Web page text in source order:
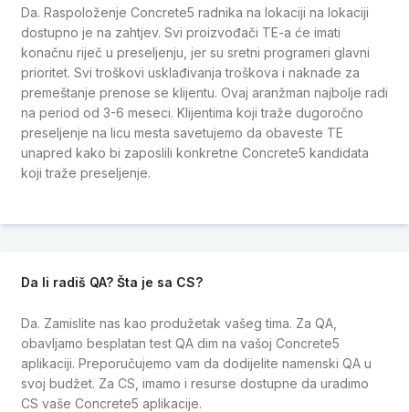
Da. Raspoloženje Concrete5 radnika na lokaciji na lokaciji
dostupno je na zahtjev. Svi proizvođači TE-a će imati
konačnu riječ u preseljenju, jer su sretni programeri glavni
prioritet. Svi troškovi usklađivanja troškova i naknade za
premeštanje prenose se klijentu. Ovaj aranžman najbolje radi
na period od 3-6 meseci. Klijentima koji traže dugoročno
preseljenje na licu mesta savetujemo da obaveste TE
unapred kako bi zaposlili konkretne Concrete5 kandidata
koji traže preseljenje.
Da li radiš QA? Šta je sa CS?
Da. Zamislite nas kao produžetak vašeg tima. Za QA,
obavljamo besplatan test QA dim na vašoj Concrete5
aplikaciji. Preporučujemo vam da dodijelite namenski QA u
svoj budžet. Za CS, imamo i resurse dostupne da uradimo
CS vaše Concrete5 aplikacije.